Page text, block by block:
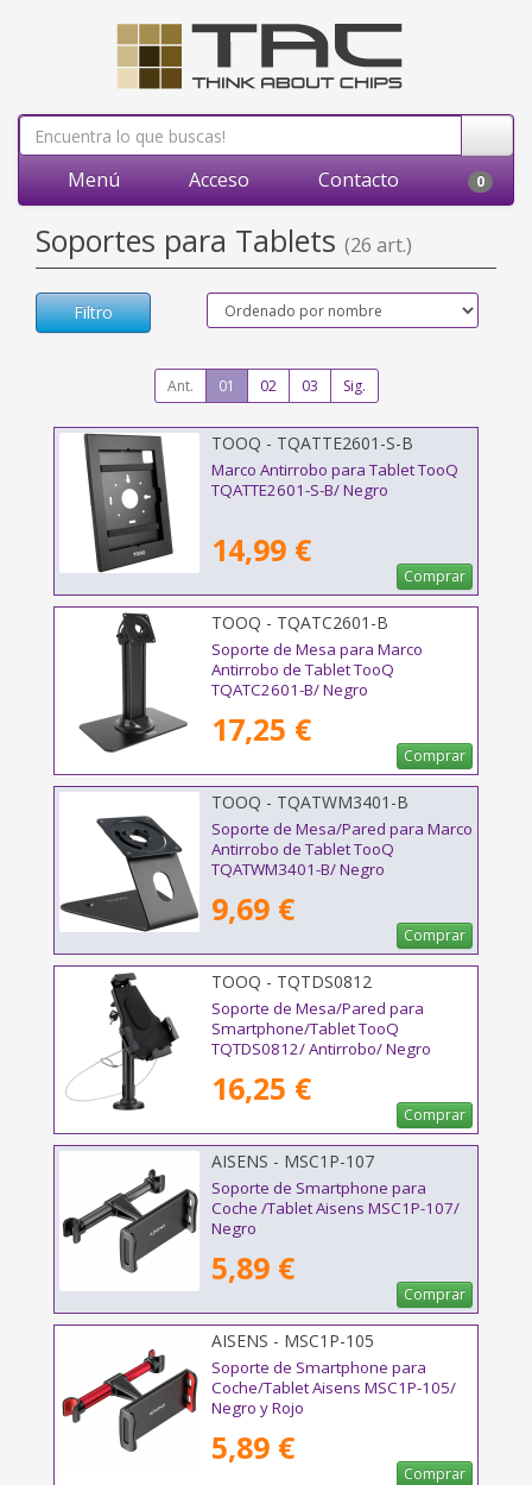
Menú Acceso Contacto 0
Soportes para Tablets (26 art.)
Filtro
Ant. 01 02 03 Sig.
TOOQ - TQATTE2601-S-B
Marco Antirrobo para Tablet TooQ
TQATTE2601-S-B/ Negro
14,99 €
Comprar
TOOQ - TQATC2601-B
Soporte de Mesa para Marco
Antirrobo de Tablet TooQ
TQATC2601-B/ Negro
17,25 €
Comprar
TOOQ - TQATWM3401-B
Soporte de Mesa/Pared para Marco
Antirrobo de Tablet TooQ
TQATWM3401-B/ Negro
9,69 €
Comprar
TOOQ - TQTDS0812
Soporte de Mesa/Pared para
Smartphone/Tablet TooQ
TQTDS0812/ Antirrobo/ Negro
16,25 €
Comprar
AISENS - MSC1P-107
Soporte de Smartphone para
Coche /Tablet Aisens MSC1P-107/
Negro
5,89 €
Comprar
AISENS - MSC1P-105
Soporte de Smartphone para
Coche/Tablet Aisens MSC1P-105/
Negro y Rojo
5,89 €
Comprar